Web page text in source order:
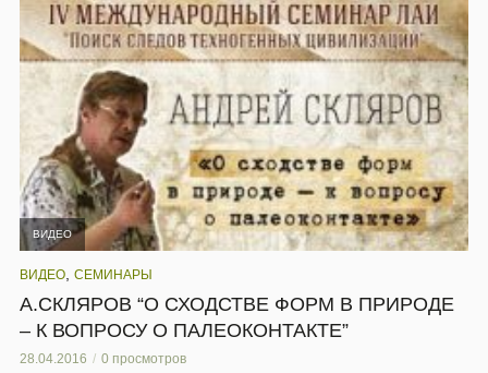
ВИДЕО
ВИДЕО СЕМИНАРЫ
А.СКЛЯРОВ “О СХОДСТВЕ ФОРМ В ПРИРОДЕ
– К ВОПРОСУ О ПАЛЕОКОНТАКТЕ”
28.04.2016 0 просмотров